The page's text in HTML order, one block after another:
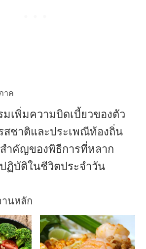
าค
เพิ่มความบิดเบี้ยวของตัว
สชาติและประเพณีท้องถิ่น
าคัญของพิธีการที่หลาก
ฏิบัติในชีวิตประจําวัน
านหลัก